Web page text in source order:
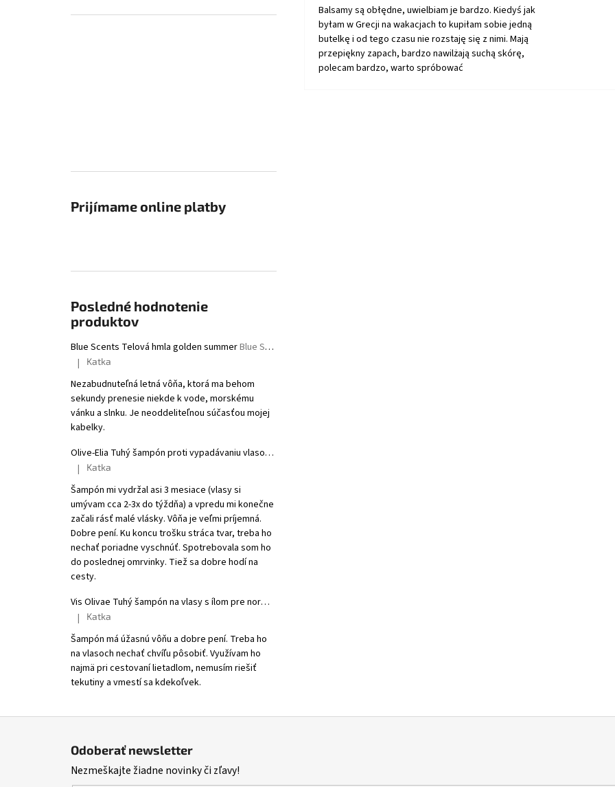
Prijímame online platby
Posledné hodnotenie
produktov
Blue Scents Telová hmla golden summerBlue Scents Body mist golden summer
Hodnotenie produktu je 5 z 5 hviezdičiek.
| Katka
Nezabudnuteľná letná vôňa, ktorá ma behom
sekundy prenesie niekde k vode, morskému
vánku a slnku. Je neoddeliteľnou súčasťou mojej
kabelky.
Olive-Elia Tuhý šampón proti vypadávaniu vlasov s bielym čajom
Hodnotenie produktu je 5 z 5 hviezdičiek.
| Katka
Šampón mi vydržal asi 3 mesiace (vlasy si
umývam cca 2-3x do týždňa) a vpredu mi konečne
začali rásť malé vlásky. Vôňa je veľmi príjemná.
Dobre pení. Ku koncu trošku stráca tvar, treba ho
nechať poriadne vyschnúť. Spotrebovala som ho
do poslednej omrvinky. Tiež sa dobre hodí na
cesty.
Vis Olivae Tuhý šampón na vlasy s ílom pre normálne a suché vlasy
Hodnotenie produktu je 5 z 5 hviezdičiek.
| Katka
Šampón má úžasnú vôňu a dobre pení. Treba ho
na vlasoch nechať chvíľu pôsobiť. Využívam ho
najmä pri cestovaní lietadlom, nemusím riešiť
tekutiny a vmestí sa kdekoľvek.
Balsamy są obłędne, uwielbiam je bardzo. Kiedyś jak
byłam w Grecji na wakacjach to kupiłam sobie jedną
butelkę i od tego czasu nie rozstaję się z nimi. Mają
przepiękny zapach, bardzo nawilżają suchą skórę,
polecam bardzo, warto spróbować
Odoberať newsletter
Nezmeškajte žiadne novinky či zľavy!